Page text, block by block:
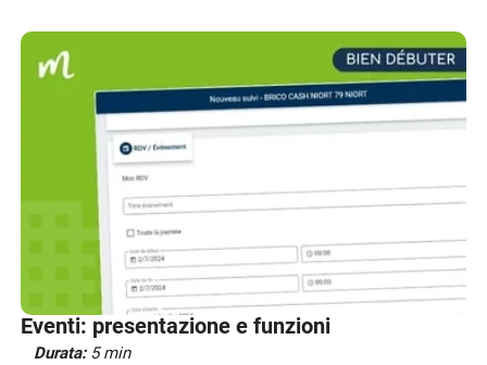
Eventi: presentazione e funzioni
Durata: 5 min